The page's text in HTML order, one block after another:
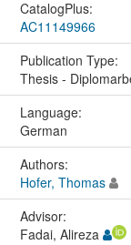
CatalogPlus:
AC11149966
Publication Type:
Thesis -
Language:
German
Authors:
Hofer, Thomas
Advisor:
Fadai, Alireza